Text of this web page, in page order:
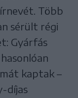
Több
sérült régi
Gyárfás
kaptak –
díjas